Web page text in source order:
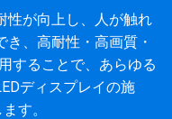
性が向上し、人が触れ
、高耐性・高画質・
することで、あらゆる
ディスプレイの施
す。